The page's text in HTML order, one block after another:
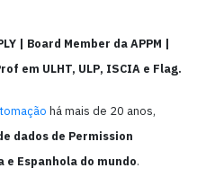
| Board Member da APPM |
em ULHT, ULP, ISCIA e Flag.
há mais de 20 anos,
dados de Permission
Espanhola do mundo.